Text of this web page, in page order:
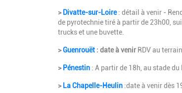
> Divatte-sur-Loire: détail à venir -
de pyrotechnie tiré à partir de 23h00,
trucks et une buvette.
>Guenrouët : date à venir RDV au
> Pénestin : A partir de 18h, au stade
>La Chapelle-Heulin :date à venir dès